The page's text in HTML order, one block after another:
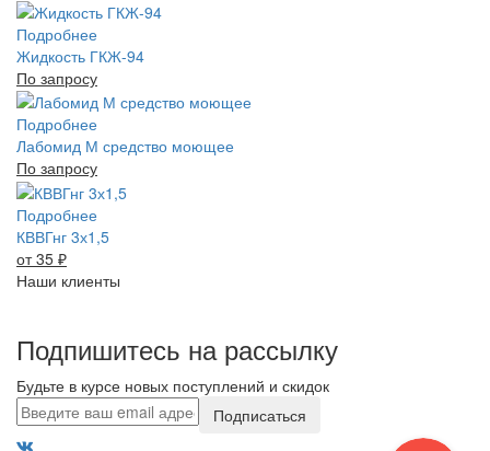
Подробнее
Жидкость ГКЖ-94
По запросу
Подробнее
Лабомид М средство моющее
По запросу
Подробнее
КВВГнг 3х1,5
от 35 ₽
Наши клиенты
Подпишитесь на рассылку
Будьте в курсе новых поступлений и скидок
Подписаться